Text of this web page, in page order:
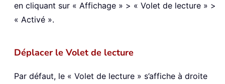
en cliquant sur « Affichage » > « Volet de lecture » >
« Activé ».
Déplacer le Volet de lecture
Par défaut, le « Volet de lecture » s’affiche à droite